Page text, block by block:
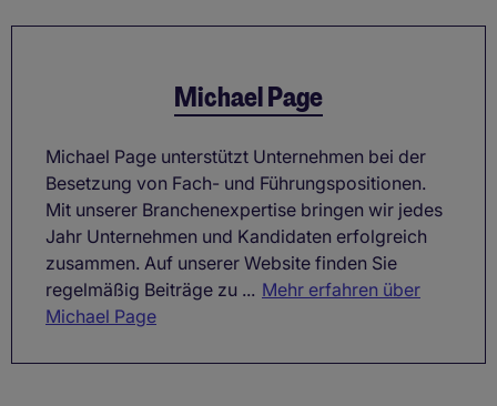
Michael Page
Michael Page unterstützt Unternehmen bei der
Besetzung von Fach- und Führungspositionen.
Mit unserer Branchenexpertise bringen wir jedes
Jahr Unternehmen und Kandidaten erfolgreich
zusammen. Auf unserer Website finden Sie
regelmäßig Beiträge zu ... Mehr erfahren über
Michael Page